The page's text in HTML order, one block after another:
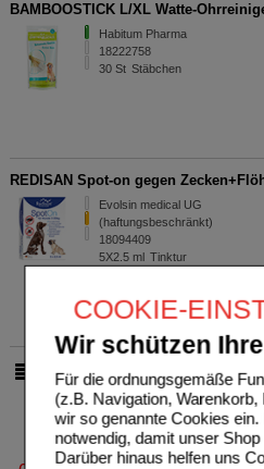
COOKIE-
Wir schützen
Für die ordnungsgemäße
(z.B. Navigation,
wir so genannte Cookies
notwendig, damit unser
Darüber hinaus helfen uns
BAMBOOSTICK L/XL Watte-
Habitum Pharma
18222758
30 St Stäbchen
REDISAN Spot-on gegen
Evolsin medical UG
(haftungsbeschränkt)
18094409
5X2.5 ml Tinktur